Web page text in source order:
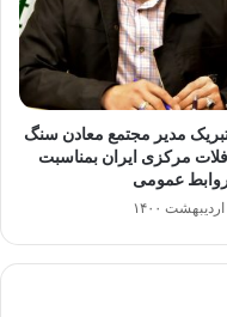
تبریک مدیر مجتمع معادن سنگ
مرکزی ایران بمناسبت
عمومی